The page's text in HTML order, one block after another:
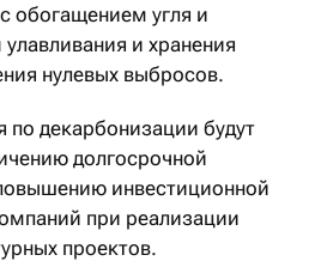
обогащением угля и
и хранения
нулевых выбросов.
декарбонизации будут
долгосрочной
инвестиционной
при реализации
проектов.